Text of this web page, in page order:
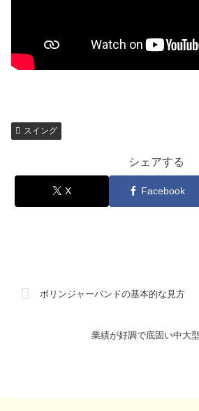
スイング
シェアする
X Facebook
ボリンジャーバンドの基本的な見方
業績が好調で底固い中大